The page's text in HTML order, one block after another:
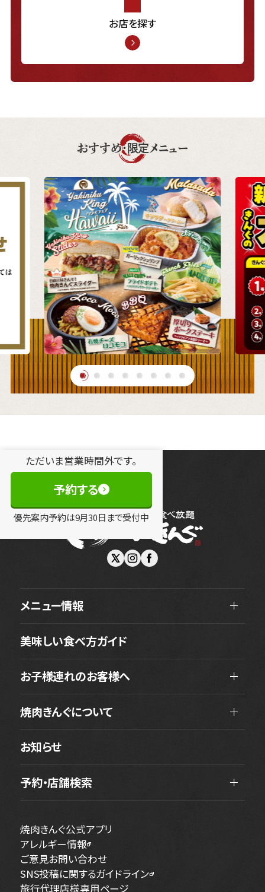
お店を探す
おすすめ・限定メニュー
ただいま営業時間外です。
予約する
優先案内予約は9月30日 まで受付中
メニュー情報
美味しい食べ方ガイド
お子様連れのお客様へ
焼肉きんぐについて
お知らせ
予約・店舗検索
焼肉きんぐ公式アプリ
アレルギー情報
ご意見お問い合わせ
SNS投稿に関するガイドライン
旅行代理店様専用ページ